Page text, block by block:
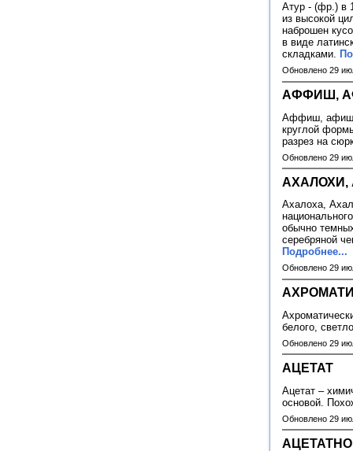
Атур - (фр.) в
из высокой
наброшен
в виде
складками.
Обновлено 29
АФФИШ,
Аффиш, афиш
круглой
разрез на
Обновлено 29
АХАЛОХИ,
Ахалоха,
обычно
серебряной
Подробнее...
Обновлено 29
белого,
Обновлено 29
АЦЕТАТ
Ацетат –
основой.
Обновлено 29